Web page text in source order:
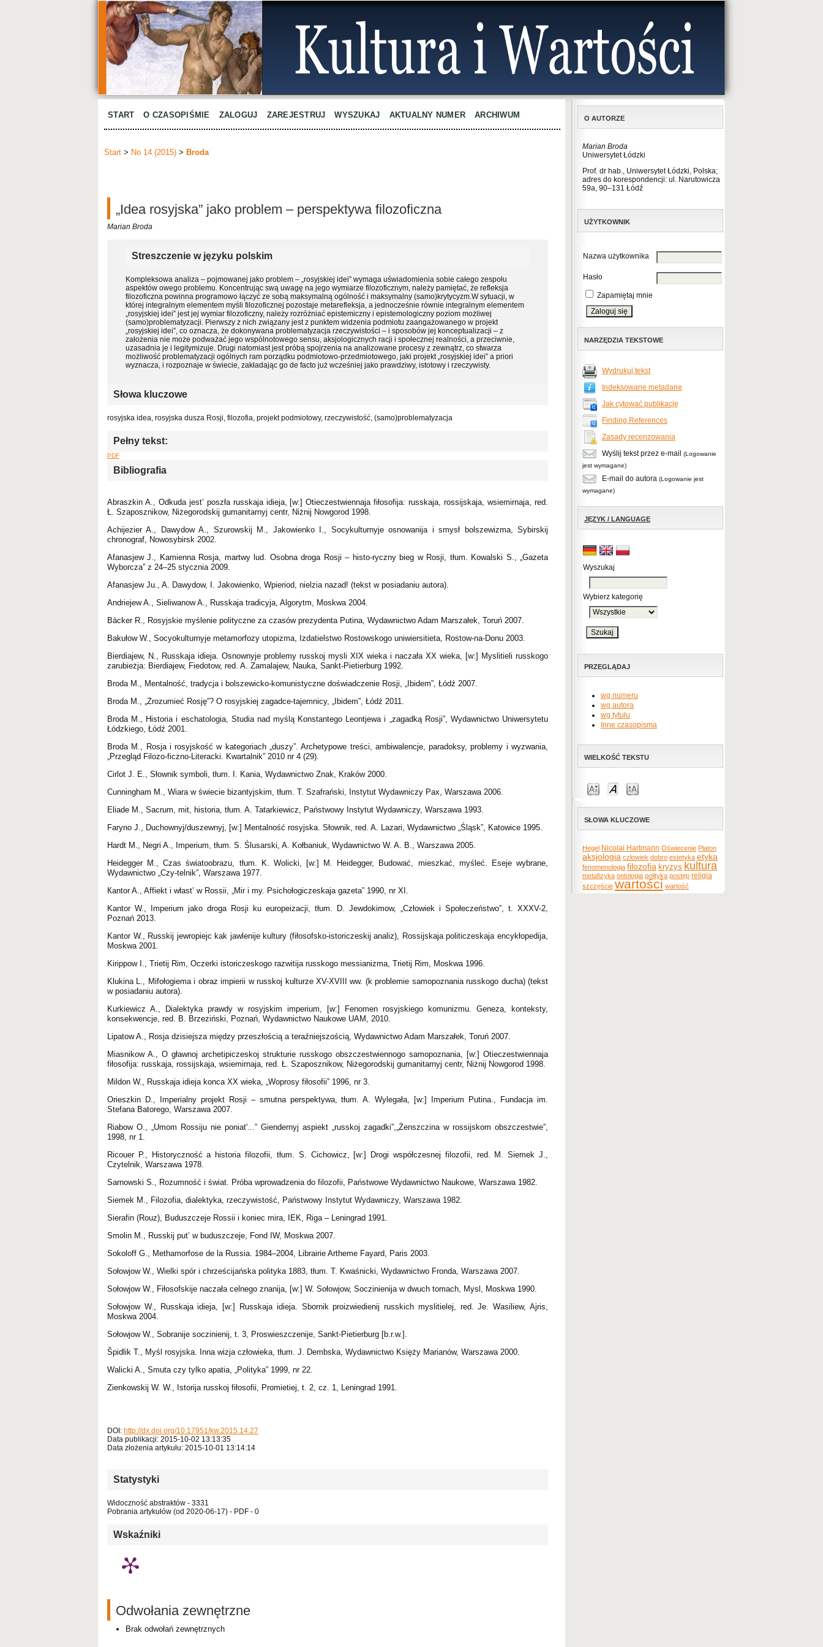
O AUTORZE
Marian Broda
Uniwersytet Łódzki
Prof. dr hab., Uniwersytet Łódzki, Polska;
adres do korespondencji: ul. Narutowicza
59a, 90–131 Łódź
UŻYTKOWNIK
Nazwa użytkownika
Hasło
Zapamiętaj mnie
NARZĘDZIA TEKSTOWE
Wydrukuj tekst
Indeksowane metadane
Jak cytować publikację
Finding References
Zasady recenzowania
Wyślij tekst przez e-mail
(Logowanie
jest wymagane)
E-mail do autora (Logowanie jest
wymagane)
JĘZYK / LANGUAGE
Wyszukaj
Wybierz kategorię
PRZEGLĄDAJ
wg numeru
wg autora
wg tytułu
Inne czasopisma
WIELKOŚĆ TEKSTU
SŁOWA KLUCZOWE
Hegel Nicolai Hartmann Oświecenie Platon
aksjologia człowiek dobro estetyka etyka
fenomenologia filozofia kryzys kultura
metafizyka ontologia polityka postęp religia
szczęście wartości wartość
START O CZASOPIŚMIE ZALOGUJ ZAREJESTRUJ WYSZUKAJ AKTUALNY NUMER ARCHIWUM
Start > No 14 (2015) > Broda
„Idea rosyjska” jako problem – perspektywa filozoficzna
Marian Broda
Streszczenie w języku polskim
Kompleksowa analiza – pojmowanej jako problem – „rosyjskiej idei” wymaga uświadomienia sobie całego zespołu
aspektów owego problemu. Koncentrując swą uwagę na jego wymiarze filozoficznym, należy pamiętać, że refleksja
filozoficzna powinna programowo łączyć ze sobą maksymalną ogólność i maksymalny (samo)krytycyzm.W sytuacji, w
której integralnym elementem myśli filozoficznej pozostaje metarefleksja, a jednocześnie równie integralnym elementem
„rosyjskiej idei” jest jej wymiar filozoficzny, należy rozróżniać epistemiczny i epistemologiczny poziom możliwej
(samo)problematyzacji. Pierwszy z nich związany jest z punktem widzenia podmiotu zaangażowanego w projekt
„rosyjskiej idei”, co oznacza, że dokonywana problematyzacja rzeczywistości – i sposobów jej konceptualizacji – z
założenia nie może podważać jego wspólnotowego sensu, aksjologicznych racji i społecznej realności, a przeciwnie,
uzasadnia je i legitymizuje. Drugi natomiast jest próbą spojrzenia na analizowane procesy z zewnątrz, co stwarza
możliwość problematyzacji ogólnych ram porządku podmiotowo-przedmiotowego, jaki projekt „rosyjskiej idei” a priori
wyznacza, i rozpoznaje w świecie, zakładając go de facto już wcześniej jako prawdziwy, istotowy i rzeczywisty.
Słowa kluczowe
rosyjska idea, rosyjska dusza Rosji, filozofia, projekt podmiotowy, rzeczywistość, (samo)problematyzacja
Pełny tekst:
PDF
Bibliografia
Abraszkin A., Odkuda jest’ poszła russkaja idieja, [w:] Otieczestwiennaja fiłosofija: russkaja, rossijskaja, wsiemirnaja, red.
Ł. Szaposznikow, Niżegorodskij gumanitarnyj centr, Niżnij Nowgorod 1998.
Achijezier A., Dawydow A., Szurowskij M., Jakowienko I., Socykulturnyje osnowanija i smysł bolszewizma, Sybirskij
chronograf, Nowosybirsk 2002.
Afanasjew J., Kamienna Rosja, martwy lud. Osobna droga Rosji – histo-ryczny bieg w Rosji, tłum. Kowalski S., „Gazeta
Wyborcza” z 24–25 stycznia 2009.
Afanasjew Ju., A. Dawydow, I. Jakowienko, Wpieriod, nielzia nazad! (tekst w posiadaniu autora).
Аndriejew A., Sieliwanow A., Russkaja tradicyja, Algorytm, Moskwa 2004.
Bäcker R., Rosyjskie myślenie polityczne za czasów prezydenta Putina, Wydawnictwo Adam Marszałek, Toruń 2007.
Bakułow W., Socyokulturnyje metamorfozy utopizma, Izdatielstwo Rostowskogo uniwiersitieta, Rostow-na-Donu 2003.
Bierdiajew, N., Russkaja idieja. Osnownyje problemy russkoj mysli XIX wieka i naczała XX wieka, [w:] Myslitieli russkogo
zarubieżja: Bierdiajew, Fiedotow, red. A. Zamalajew, Nauka, Sankt-Pietierburg 1992.
Broda M., Mentalność, tradycja i bolszewicko-komunistyczne doświadczenie Rosji, „Ibidem”, Łódź 2007.
Broda M., „Zrozumieć Rosję”? O rosyjskiej zagadce-tajemnicy, „Ibidem”, Łódź 2011.
Broda M., Historia i eschatologia, Studia nad myślą Konstantego Leontjewa i „zagadką Rosji”, Wydawnictwo Uniwersytetu
Łódzkiego, Łódź 2001.
Broda M., Rosja i rosyjskość w kategoriach „duszy”. Archetypowe treści, ambiwalencje, paradoksy, problemy i wyzwania,
„Przegląd Filozo-ficzno-Literacki. Kwartalnik” 2010 nr 4 (29).
Cirlot J. E., Słownik symboli, tłum. I. Kania, Wydawnictwo Znak, Kraków 2000.
Cunningham M., Wiara w świecie bizantyjskim, tłum. T. Szafrański, Instytut Wydawniczy Pax, Warszawa 2006.
Eliade M., Sacrum, mit, historia, tłum. A. Tatarkiewicz, Państwowy Instytut Wydawniczy, Warszawa 1993.
Faryno J., Duchownyj/duszewnyj, [w:] Mentalność rosyjska. Słownik, red. A. Lazari, Wydawnictwo „Śląsk”, Katowice 1995.
Hardt M., Negri A., Imperium, tłum. S. Ślusarski, A. Kołbaniuk, Wydawnictwo W. A. B., Warszawa 2005.
Heidegger M., Czas światoobrazu, tłum. K. Wolicki, [w:] M. Heidegger, Budować, mieszkać, myśleć. Eseje wybrane,
Wydawnictwo „Czy-telnik”, Warszawa 1977.
Каntor A., Affiekt i włast’ w Rossii, „Mir i my. Psichołogiczeskaja gazeta” 1990, nr XI.
Kantor W., Imperium jako droga Rosji ku europeizacji, tłum. D. Jewdokimow, „Człowiek i Społeczeństwo”, t. XXXV-2,
Poznań 2013.
Kantor W., Russkij jewropiejc kak jawlenije kultury (fiłosofsko-istoriczeskij analiz), Rossijskaja politiczeskaja encykłopedija,
Moskwa 2001.
Kirippow I., Trietij Rim, Oczerki istoriczeskogo razwitija russkogo messianizma, Trietij Rim, Moskwa 1996.
Klukina L., Mifołogiema i obraz impierii w russkoj kulturze XV-XVIII ww. (k problemie samopoznania russkogo ducha) (tekst
w posiadaniu autora).
Kurkiewicz A., Dialektyka prawdy w rosyjskim imperium, [w:] Fenomen rosyjskiego komunizmu. Geneza, konteksty,
konsekwencje, red. B. Brzeziński, Poznań, Wydawnictwo Naukowe UAM, 2010.
Lipatow A., Rosja dzisiejsza między przeszłością a teraźniejszością, Wydawnictwo Adam Marszałek, Toruń 2007.
Miasnikow A., O gławnoj archetipiczeskoj strukturie russkogo obszczestwiennogo samopoznania, [w:] Otieczestwiennaja
fiłosofija: russkaja, rossijskaja, wsiemirnaja, red. Ł. Szaposznikow, Niżegorodskij gumanitarnyj centr, Niżnij Nowgorod 1998.
Mildon W., Russkaja idieja konca XX wieka, „Woprosy fiłosofii” 1996, nr 3.
Orieszkin D., Imperialny projekt Rosji – smutna perspektywa, tłum. A. Wylegała, [w:] Imperium Putina., Fundacja im.
Stefana Batorego, Warszawa 2007.
Riabow O., „Umom Rossiju nie poniat'...” Giendernyj aspiekt „russkoj zagadki”,„Żenszczina w rossijskom obszczestwie”,
1998, nr 1.
Ricouer P., Historyczność a historia filozofii, tłum. S. Cichowicz, [w:] Drogi współczesnej filozofii, red. M. Siemek J.,
Czytelnik, Warszawa 1978.
Sarnowski S., Rozumność i świat. Próba wprowadzenia do filozofii, Państwowe Wydawnictwo Naukowe, Warszawa 1982.
Siemek M., Filozofia, dialektyka, rzeczywistość, Państwowy Instytut Wydawniczy, Warszawa 1982.
Sierafin (Rouz), Buduszczeje Rossii i koniec mira, IEK, Riga – Leningrad 1991.
Smolin M., Russkij put’ w buduszczeje, Fond IW, Мoskwa 2007.
Sokoloff G., Methamorfose de la Russia. 1984–2004, Librairie Artheme Fayard, Paris 2003.
Sołowjow W., Wielki spór i chrześcijańska polityka 1883, tłum. T. Kwaśnicki, Wydawnictwo Fronda, Warszawa 2007.
Sołowjow W., Fiłosofskije naczała celnego znanija, [w:] W. Sołowjow, Soczinienija w dwuch tomach, Mysl, Moskwa 1990.
Sołowjow W., Russkaja idieja, [w:] Russkaja idieja. Sbornik proizwiedienij russkich myslitielej, red. Je. Wasiliew, Ajris,
Moskwa 2004.
Sołowjow W., Sobranije soczinienij, t. 3, Proswieszczenije, Sankt-Pietierburg [b.r.w.].
Špidlik T., Myśl rosyjska. Inna wizja człowieka, tłum. J. Dembska, Wydawnictwo Księży Marianów, Warszawa 2000.
Walicki A., Smuta czy tylko apatia, „Polityka” 1999, nr 22.
Zienkowskij W. W., Istorija russkoj fiłosofii, Promietiej, t. 2, cz. 1, Leningrad 1991.
DOI: http://dx.doi.org/10.17951/kw.2015.14.27
Data publikacji: 2015-10-02 13:13:35
Data złożenia artykułu: 2015-10-01 13:14:14
Statystyki
Widoczność abstraktów - 3331
Pobrania artykułów (od 2020-06-17) - PDF - 0
Wskaźniki
Odwołania zewnętrzne
Brak odwołań zewnętrznych